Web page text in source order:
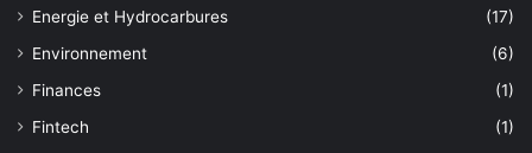
Energie et Hydrocarbures
(17)
Environnement
(6)
Finances
(1)
Fintech
(1)